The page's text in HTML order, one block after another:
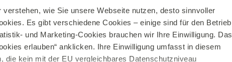
wie Sie unsere Webseite nutzen, desto sinnvoller
Es gibt verschiedene Cookies – einige sind für den Betrieb
und Marketing-Cookies brauchen wir Ihre Einwilligung. Das
erlauben“ anklicken. Ihre Einwilligung umfasst in diesem
die kein mit der EU vergleichbares Datenschutzniveau